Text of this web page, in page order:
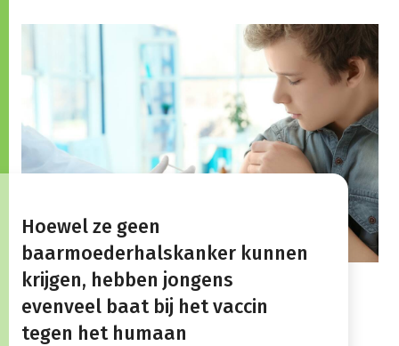
Hoewel ze geen
baarmoederhalskanker kunnen
krijgen, hebben jongens
evenveel baat bij het vaccin
tegen het humaan